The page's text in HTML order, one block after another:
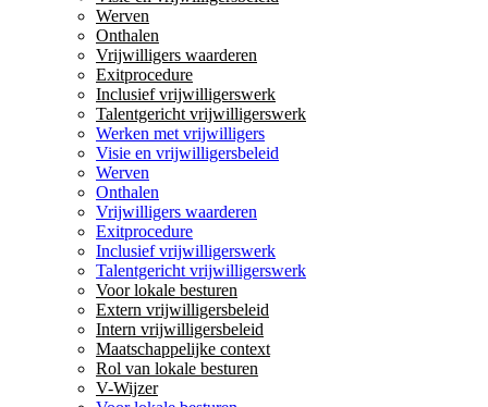
Werven
Onthalen
Vrijwilligers waarderen
Exitprocedure
Inclusief vrijwilligerswerk
Talentgericht vrijwilligerswerk
Werken met vrijwilligers
Visie en vrijwilligersbeleid
Werven
Onthalen
Vrijwilligers waarderen
Exitprocedure
Inclusief vrijwilligerswerk
Talentgericht vrijwilligerswerk
Voor lokale besturen
Extern vrijwilligersbeleid
Intern vrijwilligersbeleid
Maatschappelijke context
Rol van lokale besturen
V-Wijzer